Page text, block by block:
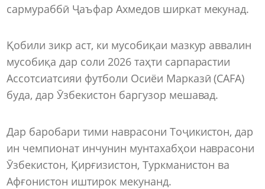
сармураббӣ Ҷаъфар Ахмедов ширкат мекунад.
Қобили зикр аст, ки мусобиқаи мазкур аввалин
мусобиқа дар соли 2026 таҳти сарпарастии
Ассотсиатсияи футболи Осиёи Марказӣ (CAFA)
буда, дар Ӯзбекистон баргузор мешавад.
Дар баробари тими наврасони Тоҷикистон, дар
ин чемпионат инчунин мунтахабҳои наврасони
Ӯзбекистон, Қирғизистон, Туркманистон ва
Афғонистон иштирок мекунанд.